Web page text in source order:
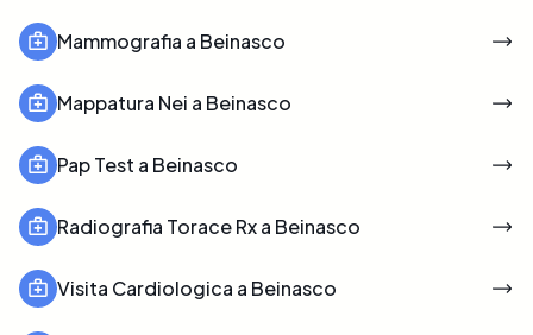
Mammografia a Beinasco
Mappatura Nei a Beinasco
Pap Test a Beinasco
Radiografia Torace Rx a Beinasco
Visita Cardiologica a Beinasco